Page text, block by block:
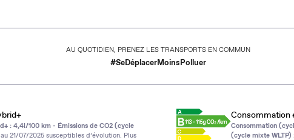
AU QUOTIDIEN, PRENEZ LES TRANSPORTS EN COMMUN
#SeDéplacerMoinsPolluer
: 4,4l/100 km - Émissions de CO2 (cycle
21/07/2025 susceptibles d’évolution. Plus
Consommation
Consommation
(cycle mixte WLTP)